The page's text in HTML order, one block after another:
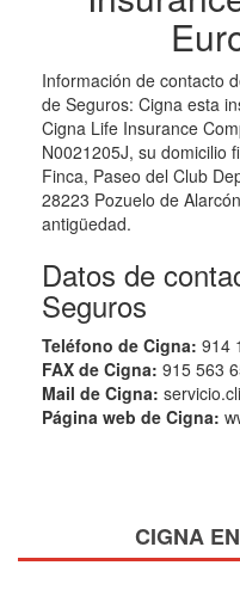
Información de contacto
de Seguros: Cigna esta
Cigna Life Insurance
N0021205J, su domicilio
Finca, Paseo del Club
28223 Pozuelo de
antigüedad.
Datos de
Seguros
Teléfono de Cigna: 914
FAX de Cigna: 915 563
Mail de Cigna:
Página web de Cigna:
CIGNA